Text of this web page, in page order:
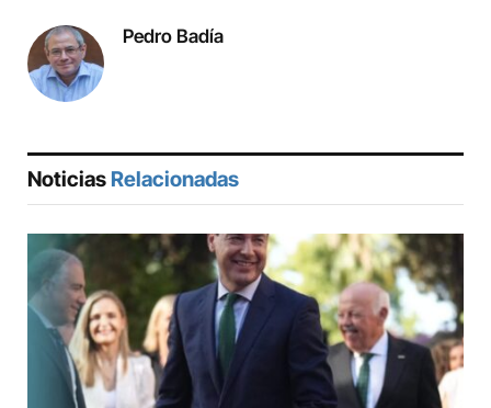
Pedro Badía
Noticias Relacionadas